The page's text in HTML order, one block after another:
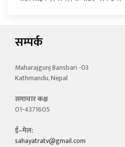
सम्पर्क
Maharajgunj Bansbari -03
Kathmandu, Nepal
समाचार कक्ष
01-4371605
ई–मेल:
sahayatratv@gmail.com